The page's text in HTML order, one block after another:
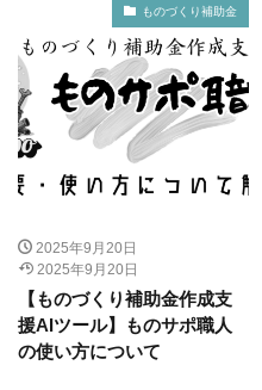
ものづくり補助金
2025年9月20日
2025年9月20日
【ものづくり補助金作成支
援AIツール】ものサポ職人
の使い方について